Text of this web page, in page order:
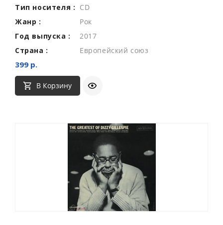
Тип носителя : CD
Жанр :
Рок
Год выпуска :
2017
Страна :
Европейский союз
399 р.
В Корзину